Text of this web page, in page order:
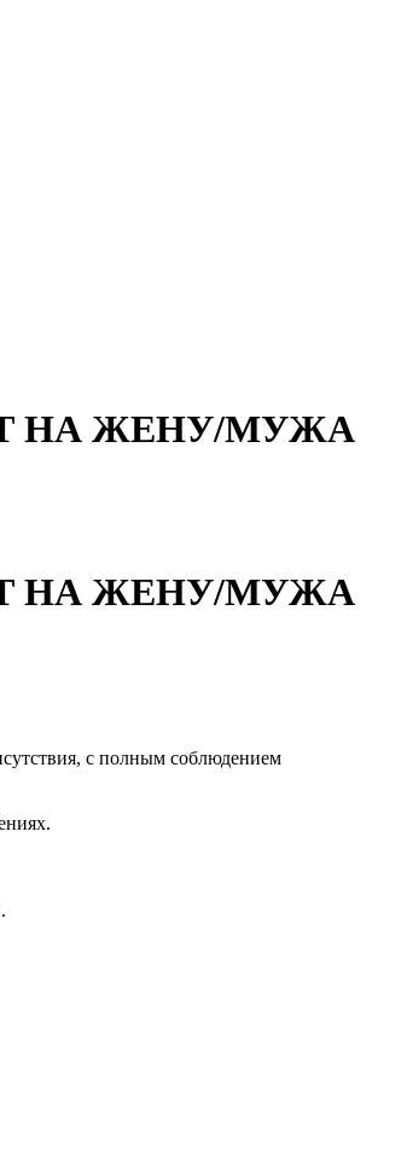
НА ЖЕНУ/МУЖА
НА ЖЕНУ/МУЖА
с полным соблюдением